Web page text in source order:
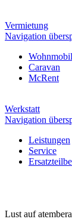
Vermietung
Navigation
Caravan
McRent
Werkstatt
Navigation
Leistungen
Service
Lust auf